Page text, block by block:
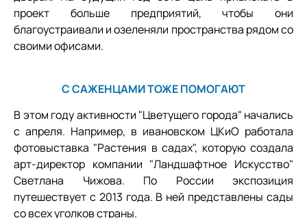
проект больше предприятий, чтобы они
благоустраивали и озеленяли пространства рядом со
своими офисами.
С САЖЕНЦАМИ ТОЖЕ ПОМОГАЮТ
В этом году активности "Цветущего города" начались
с апреля. Например, в ивановском ЦКиО работала
фотовыставка "Растения в садах", которую создала
арт-директор компании "Ландшафтное Искусство"
Светлана Чижова. По России экспозиция
путешествует с 2013 года. В ней представлены сады
со всех уголков страны.